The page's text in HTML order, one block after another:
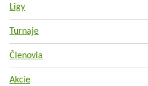
Ligy
Turnaje
Členovia
Akcie